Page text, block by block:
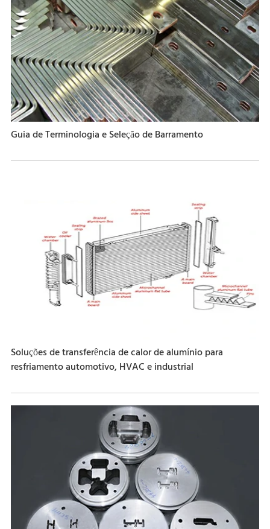
Guia de Terminologia e Seleção de Barramento
Soluções de transferência de calor de alumínio para
resfriamento automotivo, HVAC e industrial